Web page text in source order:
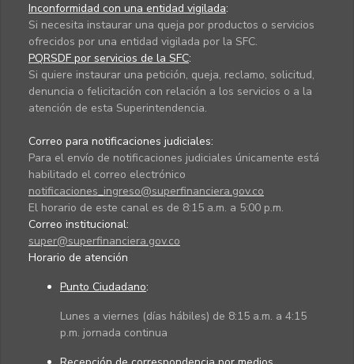
Inconformidad con una entidad vigilada:
Si necesita instaurar una queja por productos o servicios
ofrecidos por una entidad vigilada por la SFC.
PQRSDF por servicios de la SFC:
Si quiere instaurar una petición, queja, reclamo, solicitud,
denuncia o felicitación con relación a los servicios o a la
atención de esta Superintendencia.
Correo para notificaciones judiciales:
Para el envío de notificaciones judiciales únicamente está
habilitado el correo electrónico
notificaciones_ingreso@superfinanciera.gov.co
El horario de este canal es de 8:15 a.m. a 5:00 p.m.
Correo institucional:
super@superfinanciera.gov.co
Horario de atención
Punto Ciudadano:
Lunes a viernes (días hábiles) de 8:15 a.m. a 4:15
p.m. jornada continua